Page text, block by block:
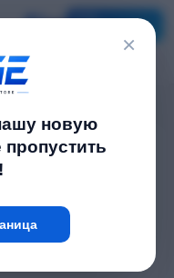
×
новую